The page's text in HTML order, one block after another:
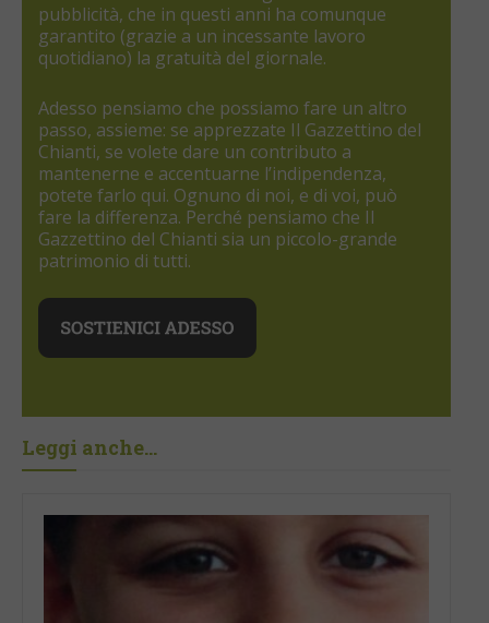
pubblicità, che in questi anni ha comunque
garantito (grazie a un incessante lavoro
quotidiano) la gratuità del giornale.
Adesso pensiamo che possiamo fare un altro
passo, assieme: se apprezzate Il Gazzettino del
Chianti, se volete dare un contributo a
mantenerne e accentuarne l’indipendenza,
potete farlo qui. Ognuno di noi, e di voi, può
fare la differenza. Perché pensiamo che Il
Gazzettino del Chianti sia un piccolo-grande
patrimonio di tutti.
Leggi anche...